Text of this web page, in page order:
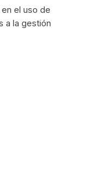
el uso de
a la gestión